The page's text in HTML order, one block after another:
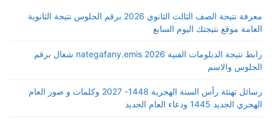
معرفة نتيجة الصف الثالث الثانوي 2026 برقم الجلوس نتيجة الثانوية
العامة موقع نتيجتك اليوم السابع
رابط نتيجة الدبلومات الفنية 2026 nategafany.emis شغال برقم
الجلوس والاسم
رسائل تهنئة رأس السنة الهجرية 1448- 2027 وكلمات و صور العام
الهجري الجديد 1445 ودعاء العام الجديد